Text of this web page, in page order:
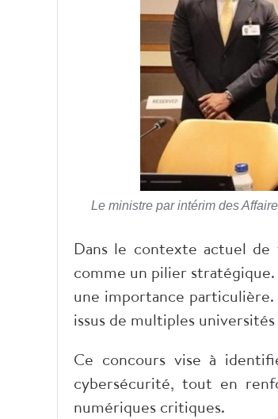
Le ministre par intérim des
Dans le contexte actuel de
comme un pilier
une importance
issus de multiples
Ce concours vise à
cybersécurité, tout en
numériques critiques.